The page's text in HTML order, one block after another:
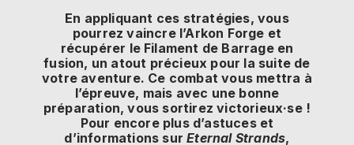
En appliquant ces stratégies, vous
pourrez vaincre l’Arkon Forge et
récupérer le Filament de Barrage en
fusion, un atout précieux pour la suite de
votre aventure. Ce combat vous mettra à
l’épreuve, mais avec une bonne
préparation, vous sortirez victorieux·se !
Pour encore plus d’astuces et
d’informations surEternal Strands,